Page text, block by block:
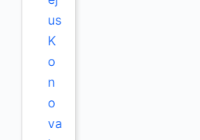
us
K
o
n
o
va